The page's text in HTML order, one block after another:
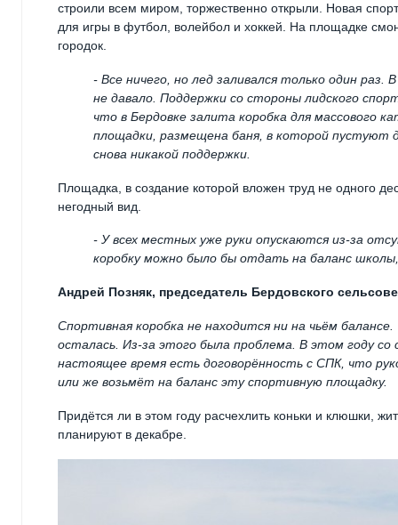
строили всем миром, торжественно открыли. Новая
для игры в футбол, волейбол и хоккей. На площадке
городок.
- Все ничего, но лед заливался только один
не давало. Поддержки со стороны лидского
что в Бердовке залита коробка для массового
площадки, размещена баня, в которой пустуют
снова никакой поддержки.
Площадка, в создание которой вложен труд не одного
негодный вид.
- У всех местных уже руки опускаются из-за
коробку можно было бы отдать на баланс
Андрей Позняк, председатель Бердовского
Спортивная коробка не находится ни на чьём
осталась. Из-за этого была проблема. В этом году
настоящее время есть договорённость с СПК, что
или же возьмёт на баланс эту спортивную площадку.
Придётся ли в этом году расчехлить коньки и клюшки,
планируют в декабре.